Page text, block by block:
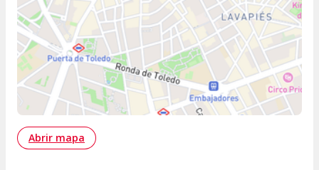
Abrir mapa